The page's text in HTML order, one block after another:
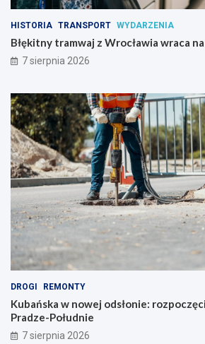
a
w
i
a
r
a
c
a
n
a
w
a
r
s
z
a
w
s
k
e
u
l
e
:
r
o
p
o
c
z
ę
c
i
e
r
e
m
o
t
u
a
P
r
HISTORIA TRANSPORT WYDARZENIA
Błękitny tramwaj z Wrocławia wraca
7 sierpnia 2026
DROGI REMONTY
Kubańska w nowej odsłonie:
Pradze-Południe
7 sierpnia 2026